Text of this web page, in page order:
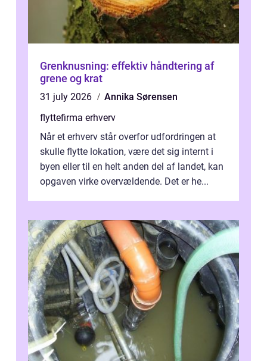
Grenknusning: effektiv håndtering af
grene og krat
31 july 2026
Annika Sørensen
flyttefirma erhverv
Når et erhverv står overfor udfordringen at
skulle flytte lokation, være det sig internt i
byen eller til en helt anden del af landet, kan
opgaven virke overvældende. Det er he...